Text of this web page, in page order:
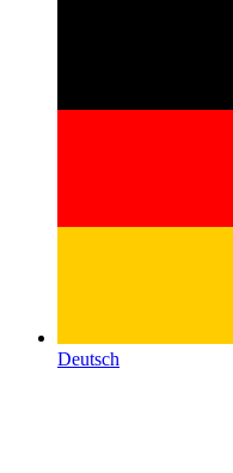
Deutsch